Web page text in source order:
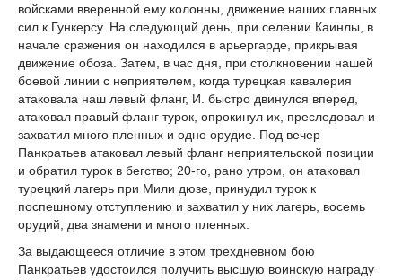
войсками вверенной ему колонны, движение наших главных
сил к Гункерсу. На следующий день, при селении Каинлы, в
начале сражения он находился в арьергарде, прикрывая
движение обоза. Затем, в час дня, при столкновении нашей
боевой линии с неприятелем, когда турецкая кавалерия
атаковала наш левый фланг, И. быстро двинулся вперед,
атаковал правый фланг турок, опрокинул их, преследовал и
захватил много пленных и одно орудие. Под вечер
Панкратьев атаковал левый фланг неприятельской позиции
и обратил турок в бегство; 20-го, рано утром, он атаковал
турецкий лагерь при Мили дюзе, принудил турок к
поспешному отступлению и захватил у них лагерь, восемь
орудий, два знамени и много пленных.
За выдающееся отличие в этом трехдневном бою
Панкратьев удостоился получить высшую воинскую награду